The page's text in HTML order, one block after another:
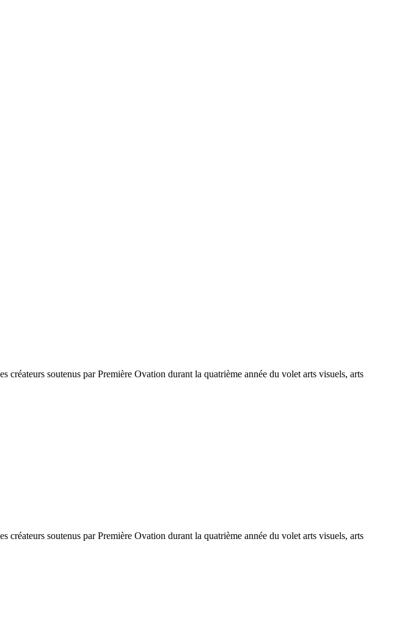
soutenus par Première Ovation durant la quatrième année du volet arts visuels, arts
soutenus par Première Ovation durant la quatrième année du volet arts visuels, arts